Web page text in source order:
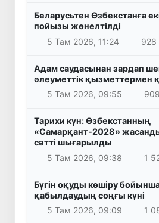
Беларусьтен Өзбекстанға
пойызы жөнелтілді
5 Там 2026, 11:24
928
Адам саудасынан зардап
әлеуметтік қызметтермен
5 Там 2026, 09:55
909
Тарихи күн: Өзбекстанның
«Самарқант-2028» жасанды
сәтті шығарылды
5 Там 2026, 09:38
1
Бүгін оқуды көшіру бойынша
қабылдаудың соңғы күні
5 Там 2026, 09:09
1